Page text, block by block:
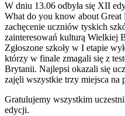
W dniu 13.06 odbyła się XII
What do you know about Great
zachęcenie uczniów tyskich
zainteresowań kulturą Wielkiej
Zgłoszone szkoły w I etapie
którzy w finale zmagali się z
Brytanii. Najlepsi okazali się
zajęli wszystkie trzy miejsca na
Gratulujemy wszystkim
edycji.